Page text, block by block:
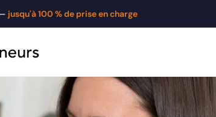
jusqu'à 100 % de prise en charge